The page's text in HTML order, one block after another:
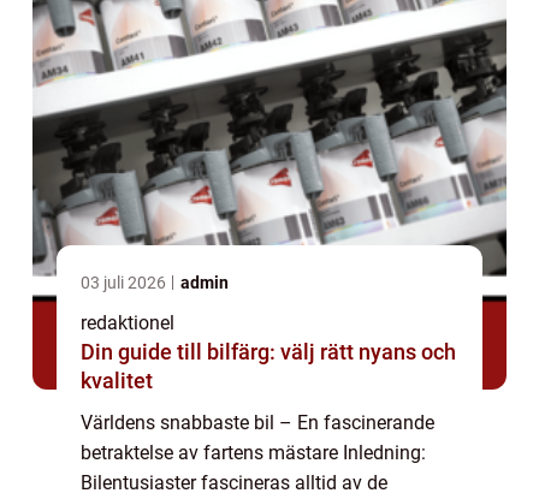
03 juli 2026 admin
redaktionel
Din guide till bilfärg: välj rätt nyans och
kvalitet
Världens snabbaste bil – En fascinerande
betraktelse av fartens mästare Inledning:
Bilentusiaster fascineras alltid av de